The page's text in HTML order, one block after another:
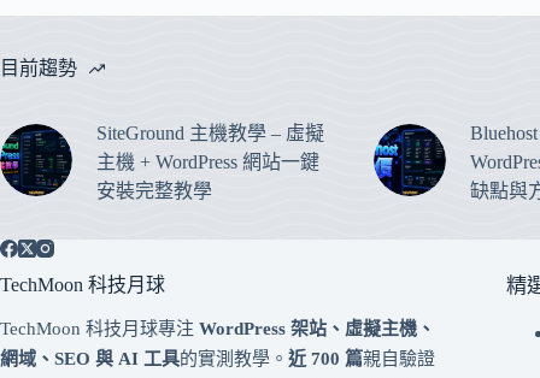
目前趨勢
SiteGround 主機教學 – 虛擬
主機 + WordPress 網站一鍵
安裝完整教學
缺點與
TechMoon 科技月球
TechMoon 科技月球專注 WordPress 架站、虛擬主機、
網域、SEO 與 AI 工具的實測教學。 近 700 篇親自驗證
精